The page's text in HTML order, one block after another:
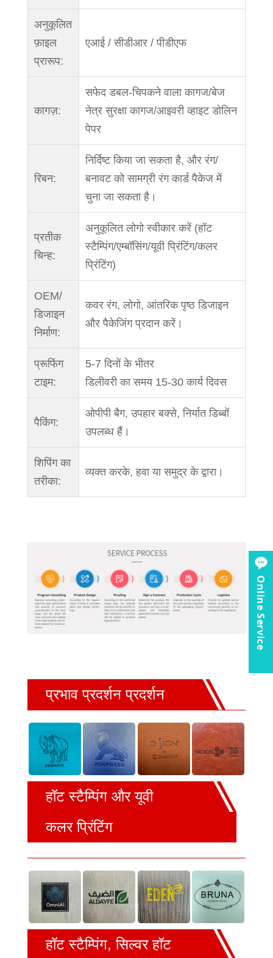
अनुकूलित
फ़ाइल
प्रारूप:
एआई / सीडीआर / पीडीएफ
कागज़:
सफेद डबल-चिपकने वाला कागज/बेज
नेत्र सुरक्षा कागज/आइवरी व्हाइट डोलिन
पेपर
रिबन:
निर्दिष्ट किया जा सकता है, और रंग/
बनावट को सामग्री रंग कार्ड पैकेज में
चुना जा सकता है।
प्रतीक
चिन्ह:
अनुकूलित लोगो स्वीकार करें (हॉट
स्टैम्पिंग/एम्बॉसिंग/यूवी प्रिंटिंग/कलर
प्रिंटिंग)
OEM/
डिजाइन
निर्माण:
कवर रंग, लोगो, आंतरिक पृष्ठ डिजाइन
और पैकेजिंग प्रदान करें।
प्रूफिंग
टाइम:
5-7 दिनों के भीतर
डिलीवरी का समय 15-30 कार्य दिवस
पैकिंग:
ओपीपी बैग, उपहार बक्से, निर्यात डिब्बों
उपलब्ध हैं।
शिपिंग का
तरीका:
व्यक्त करके, हवा या समुद्र के द्वारा।
प्रभाव प्रदर्शन प्रदर्शन
हॉट स्टैम्पिंग और यूवी
कलर प्रिंटिंग
हॉट स्टैम्पिंग, सिल्वर हॉट
Online Service